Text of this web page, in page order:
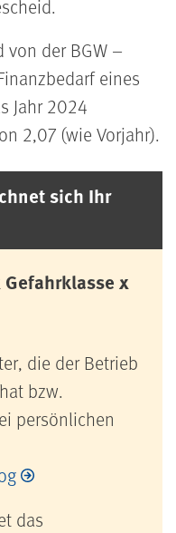
von der BGW –
eines
Jahr 2024
2,07 (wie Vorjahr).
sich Ihr
x
die der Betrieb
bzw.
persönlichen
das